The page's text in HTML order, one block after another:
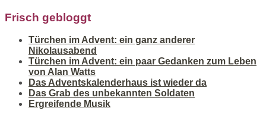
Frisch gebloggt
Türchen im Advent: ein ganz anderer
Nikolausabend
Türchen im Advent: ein paar Gedanken zum Leben
von Alan Watts
Das Adventskalenderhaus ist wieder da
Das Grab des unbekannten Soldaten
Ergreifende Musik